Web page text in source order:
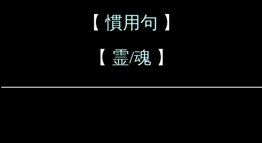
【慣用句 】
【 霊/魂 】